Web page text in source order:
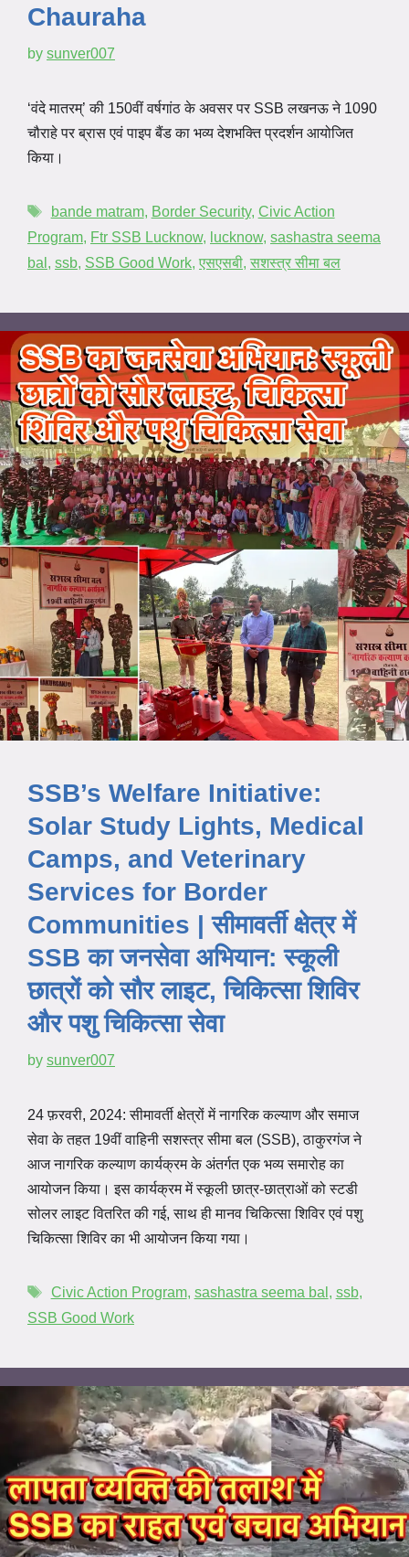
Chauraha
by sunver007
‘वंदे मातरम्’ की 150वीं वर्षगांठ के अवसर पर SSB लखनऊ ने 1090
चौराहे पर ब्रास एवं पाइप बैंड का भव्य देशभक्ति प्रदर्शन आयोजित
किया।
bande matram, Border Security, Civic Action
Program, Ftr SSB Lucknow, lucknow, sashastra seema
bal , ssb, SSB Good Work, एसएसबी, सशस्त्र सीमा बल
SSB’s Welfare Initiative:
Solar Study Lights, Medical
Camps, and Veterinary
Services for Border
Communities | सीमावर्ती क्षेत्र में
SSB का जनसेवा अभियान: स्कूली
छात्रों को सौर लाइट, चिकित्सा शिविर
और पशु चिकित्सा सेवा
by sunver007
24 फ़रवरी, 2024: सीमावर्ती क्षेत्रों में नागरिक कल्याण और समाज
सेवा के तहत 19वीं वाहिनी सशस्त्र सीमा बल (SSB), ठाकुरगंज ने
आज नागरिक कल्याण कार्यक्रम के अंतर्गत एक भव्य समारोह का
आयोजन किया। इस कार्यक्रम में स्कूली छात्र-छात्राओं को स्टडी
सोलर लाइट वितरित की गई, साथ ही मानव चिकित्सा शिविर एवं पशु
चिकित्सा शिविर का भी आयोजन किया गया।
Civic Action Program, sashastra seema bal , ssb,
SSB Good Work